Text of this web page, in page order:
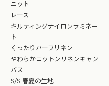
ニット
レース
キルティングナイロンラミネー
ト
くったりハーフリネン
やわらかコットンリネンキャン
バス
S/S 春夏の生地